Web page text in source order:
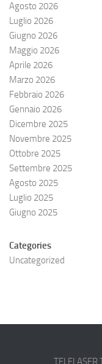
Agosto 2026
Luglio 2026
Giugno 2026
Maggio 2026
Aprile 2026
Marzo 2026
Febbraio 2026
Gennaio 2026
Dicembre 2025
Novembre 2025
Ottobre 2025
Settembre 2025
Agosto 2025
Luglio 2025
Giugno 2025
Categories
Uncategorized